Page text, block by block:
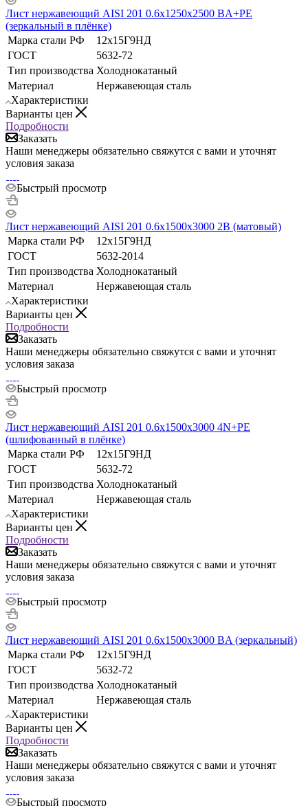
Лист нержавеющий AISI 201 0.6х1250х2500 BA+РЕ
(зеркальный в плёнке)
Марка стали РФ
12х15Г9НД
ГОСТ
5632-72
Тип производства Холоднокатаный
Материал
Нержавеющая сталь
Характеристики
Варианты цен
Подробности
Заказать
Наши менеджеры обязательно свяжутся с вами и уточнят
условия заказа
Быстрый просмотр
Лист нержавеющий AISI 201 0.6х1500х3000 2B (матовый)
Марка стали РФ
12х15Г9НД
ГОСТ
5632-2014
Тип производства Холоднокатаный
Материал
Нержавеющая сталь
Характеристики
Варианты цен
Подробности
Заказать
Наши менеджеры обязательно свяжутся с вами и уточнят
условия заказа
Быстрый просмотр
Лист нержавеющий AISI 201 0.6х1500х3000 4N+РЕ
(шлифованный в плёнке)
Марка стали РФ
12х15Г9НД
ГОСТ
5632-72
Тип производства Холоднокатаный
Материал
Нержавеющая сталь
Характеристики
Варианты цен
Подробности
Заказать
Наши менеджеры обязательно свяжутся с вами и уточнят
условия заказа
Быстрый просмотр
Лист нержавеющий AISI 201 0.6х1500х3000 BA (зеркальный)
Марка стали РФ
12х15Г9НД
ГОСТ
5632-72
Тип производства Холоднокатаный
Материал
Нержавеющая сталь
Характеристики
Варианты цен
Подробности
Заказать
Наши менеджеры обязательно свяжутся с вами и уточнят
условия заказа
Быстрый просмотр